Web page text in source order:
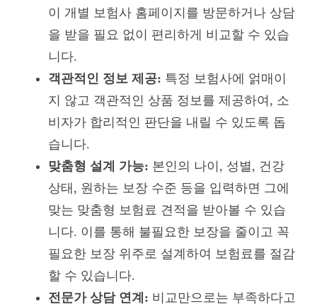
이 개별 보험사 홈페이지를 방문하거나 상담
을 받을 필요 없이 편리하게 비교할 수 있습
니다.
객관적인 정보 제공: 특정 보험사에 얽매이
지 않고 객관적인 상품 정보를 제공하여, 소
비자가 합리적인 판단을 내릴 수 있도록 돕
습니다.
맞춤형 설계 가능: 본인의 나이, 성별, 건강
상태, 원하는 보장 수준 등을 입력하면 그에
맞는 맞춤형 보험료 견적을 받아볼 수 있습
니다. 이를 통해 불필요한 보장을 줄이고 꼭
필요한 보장 위주로 설계하여 보험료를 절감
할 수 있습니다.
전문가 상담 연계: 비교만으로는 부족하다고